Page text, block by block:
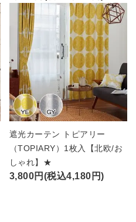
遮光カーテン トピアリー
（TOPIARY）1枚入【北欧/お
しゃれ】★
3,800円(税込4,180円)